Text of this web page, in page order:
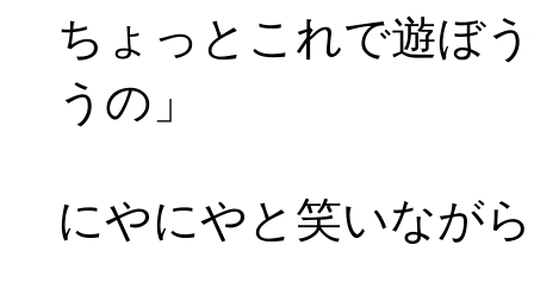
ちょっとこれで遊ぼ
うの」
にやにやと笑いなが